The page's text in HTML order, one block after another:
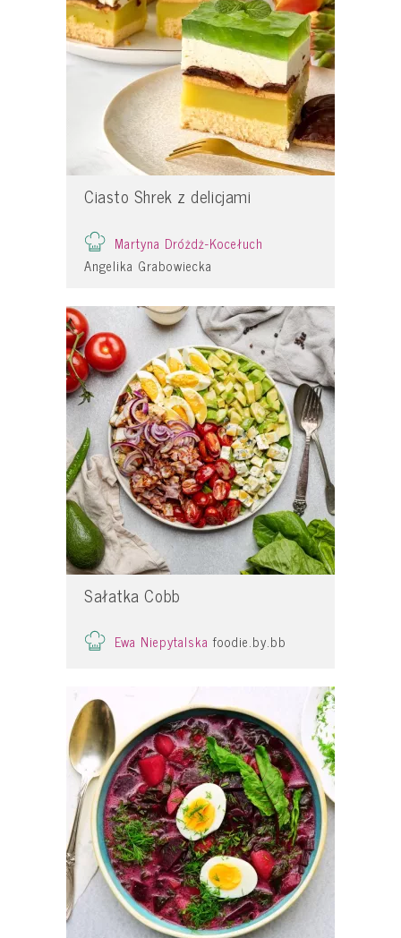
Ciasto Shrek z delicjami
Martyna Dróżdż-Kocełuch
Angelika Grabowiecka
Sałatka Cobb
Ewa Niepytalska foodie.by.bb